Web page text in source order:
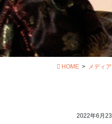
移
動
HOME メディア
2022年6月23